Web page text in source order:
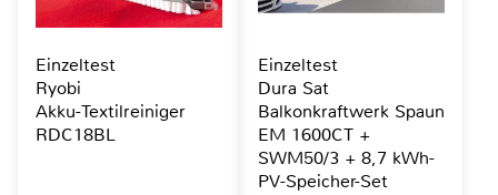
Einzeltest
Ryobi
Akku-Textilreiniger
RDC18BL
Einzeltest
Dura Sat
Balkonkraftwerk Spaun
EM 1600CT +
SWM50/3 + 8,7 kWh-
PV-Speicher-Set